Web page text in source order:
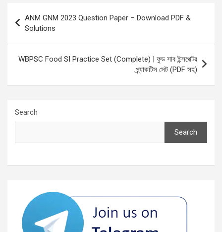
navigation
ANM GNM 2023 Question Paper – Download PDF &
Solutions
WBPSC Food SI Practice Set (Complete) | ফুড সাব ইন্সপেক্টর
প্র্যাকটিস সেট (PDF সহ)
Search
Search